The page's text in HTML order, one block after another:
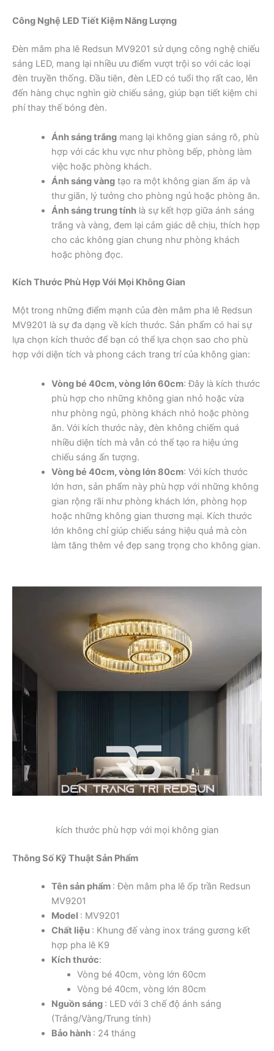
Công Nghệ LED Tiết Kiệm Năng Lượng
Đèn mâm pha lê Redsun MV9201 sử dụng công nghệ chiếu
sáng LED, mang lại nhiều ưu điểm vượt trội so với các loại
đèn truyền thống. Đầu tiên, đèn LED có tuổi thọ rất cao, lên
đến hàng chục nghìn giờ chiếu sáng, giúp bạn tiết kiệm chi
phí thay thế bóng đèn.
Ánh sáng trắngmang lại không gian sáng rõ, phù
hợp với các khu vực như phòng bếp, phòng làm
việc hoặc phòng khách.
Ánh sáng vàngtạo ra một không gian ấm áp và
thư giãn, lý tưởng cho phòng ngủ hoặc phòng ăn.
Ánh sáng trung tínhlà sự kết hợp giữa ánh sáng
trắng và vàng, đem lại cảm giác dễ chịu, thích hợp
cho các không gian chung như phòng khách
hoặc phòng đọc.
Kích Thước Phù Hợp Với Mọi Không Gian
Một trong những điểm mạnh của đèn mâm pha lê Redsun
MV9201 là sự đa dạng về kích thước. Sản phẩm có hai sự
lựa chọn kích thước để bạn có thể lựa chọn sao cho phù
hợp với diện tích và phong cách trang trí của không gian:
Vòng bé 40cm, vòng lớn 60cm: Đây là kích thước
phù hợp cho những không gian nhỏ hoặc vừa
như phòng ngủ, phòng khách nhỏ hoặc phòng
ăn. Với kích thước này, đèn không chiếm quá
nhiều diện tích mà vẫn có thể tạo ra hiệu ứng
chiếu sáng ấn tượng.
Vòng bé 40cm, vòng lớn 80cm: Với kích thước
lớn hơn, sản phẩm này phù hợp với những không
gian rộng rãi như phòng khách lớn, phòng họp
hoặc những không gian thương mại. Kích thước
lớn không chỉ giúp chiếu sáng hiệu quả mà còn
làm tăng thêm vẻ đẹp sang trọng cho không gian.
kích thước phù hợp với mọi không gian
Thông Số Kỹ Thuật Sản Phẩm
Tên sản phẩm : Đèn mâm pha lê ốp trần Redsun
MV9201
Model : MV9201
Chất liệu : Khung đế vàng inox tráng gương kết
hợp pha lê K9
Kích thước:
Vòng bé 40cm, vòng lớn 60cm
Vòng bé 40cm, vòng lớn 80cm
Nguồn sáng : LED với 3 chế độ ánh sáng
(Trắng/Vàng/Trung tính)
Bảo hành : 24 tháng